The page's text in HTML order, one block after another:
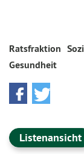
Ratsfraktion
Gesundheit
Listenansicht